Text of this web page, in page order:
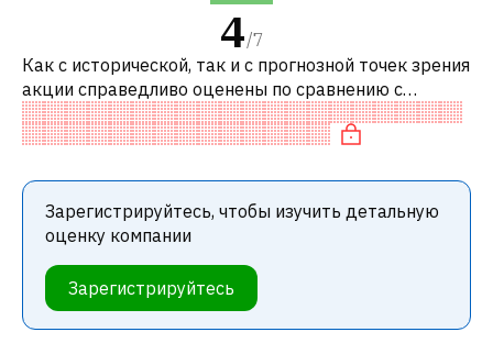
4/7
Как с исторической, так и с прогнозной точек зрения
акции справедливо оценены по сравнению с
аналогичными акциями. В частности, акция
компании разумно оценена по P/E и сп
Зарегистрируйтесь, чтобы изучить детальную
оценку компании
Зарегистрируйтесь